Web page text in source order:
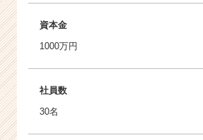
資本金
1000万円
社員数
30名